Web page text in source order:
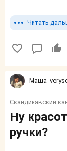
Читать
Скандинавский
Ну
ручки?